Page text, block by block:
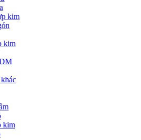
kim
kim
kim